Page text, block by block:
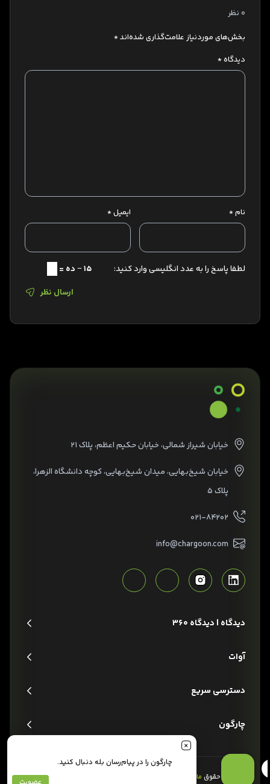
0 نظر
بخش‌های موردنیاز علامت‌گذاری شده‌اند*
دیدگاه*
نام* ایمیل*
لطفا پاسخ را به عدد انگلیسی وارد کنید:
15 − ده =
ارسال نظر
خیابان شیراز شمالی، خیابان حکیم اعظم، پلاک ۲۱
خیابان شیخ‌بهایی، میدان شیخ‌بهایی، کوچه دانشگاه الزهرا،
پلاک ۵
۰۲۱-۸۴۲۰۲
info@chargoon.com
دیدگاه | دیدگاه 360
آوات
دسترسی سریع
چارگون
تمام حقوق مادی و معنوی است.
چارگون را در پیام‌رسان بله دنبال کنید.